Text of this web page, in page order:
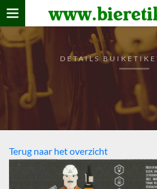
Home
verzamelen
De bierkaart
Bezoekers
DETAILS
Terug naar het overzicht